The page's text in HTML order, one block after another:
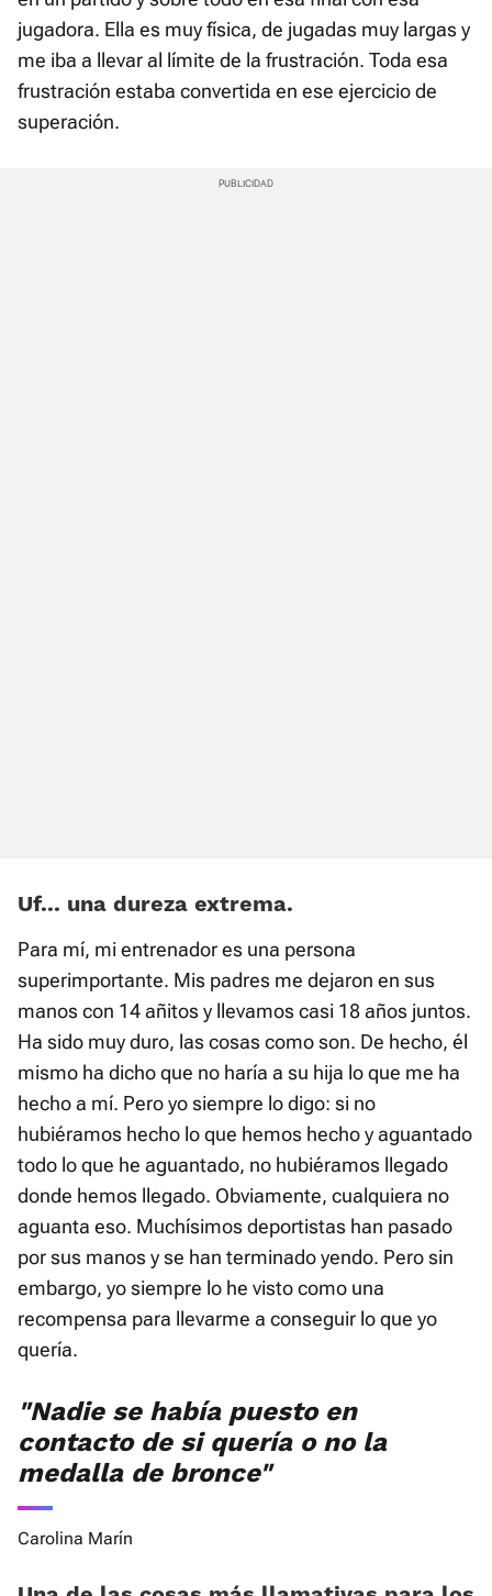
jugadora. Ella es muy física, de jugadas muy largas y
me iba a llevar al límite de la frustración. Toda esa
frustración estaba convertida en ese ejercicio de
superación.
Uf... una dureza extrema.
Para mí, mi entrenador es una persona
superimportante. Mis padres me dejaron en sus
manos con 14 añitos y llevamos casi 18 años juntos.
Ha sido muy duro, las cosas como son. De hecho, él
mismo ha dicho que no haría a su hija lo que me ha
hecho a mí. Pero yo siempre lo digo: si no
hubiéramos hecho lo que hemos hecho y aguantado
todo lo que he aguantado, no hubiéramos llegado
donde hemos llegado. Obviamente, cualquiera no
aguanta eso. Muchísimos deportistas han pasado
por sus manos y se han terminado yendo. Pero sin
embargo, yo siempre lo he visto como una
recompensa para llevarme a conseguir lo que yo
quería.
"Nadie se había puesto en
contacto de si quería o no la
medalla de bronce"
Carolina Marín